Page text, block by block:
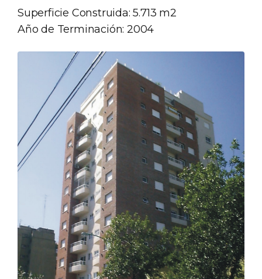
Superficie Construida: 5.713 m2
Año de Terminación: 2004